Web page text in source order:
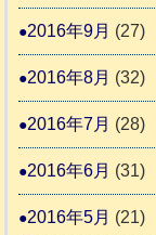
2016年9月 (27)
2016年8月 (32)
2016年7月 (28)
2016年6月 (31)
2016年5月 (21)